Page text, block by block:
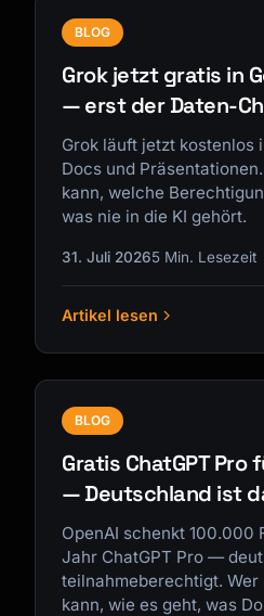
BLOG
Grok jetzt gratis in
— erst der Daten-
Grok läuft jetzt kostenlos
Docs und
kann, welche
was nie in die KI gehört.
31. Juli 20265 Min. Lesezeit
Artikel lesen
BLOG
Gratis ChatGPT Pro
— Deutschland ist
OpenAI schenkt 100.000
Jahr ChatGPT Pro —
teilnahmeberechtigt. Wer
kann, wie es geht, was